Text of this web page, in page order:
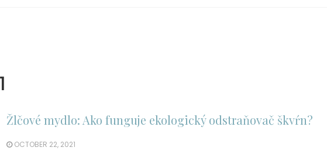
Žlčové mydlo: Ako funguje ekologický odstraňovač škvŕn?
OCTOBER 22, 2021